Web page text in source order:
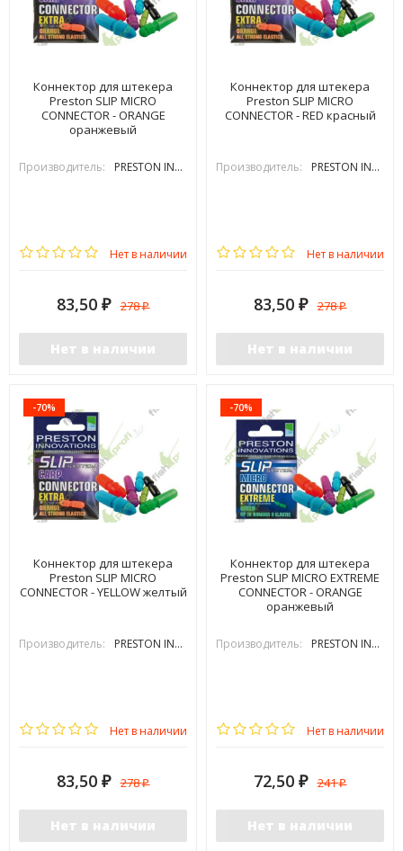
Коннектор для штекера
Preston SLIP MICRO
CONNECTOR - ORANGE
оранжевый
Производитель: PRESTON INOVATIONS
Нет в наличии
83,50 ₽ 278₽
Нет в наличии
Коннектор для штекера
Preston SLIP MICRO
CONNECTOR - RED красный
Производитель: PRESTON INOVATIONS
Нет в наличии
83,50 ₽ 278₽
Нет в наличии
-70%
Коннектор для штекера
Preston SLIP MICRO
CONNECTOR - YELLOW желтый
Производитель: PRESTON INOVATIONS
Нет в наличии
83,50 ₽ 278₽
Нет в наличии
-70%
Коннектор для штекера
Preston SLIP MICRO EXTREME
CONNECTOR - ORANGE
оранжевый
Производитель: PRESTON INOVATIONS
Нет в наличии
72,50 ₽ 241₽
Нет в наличии